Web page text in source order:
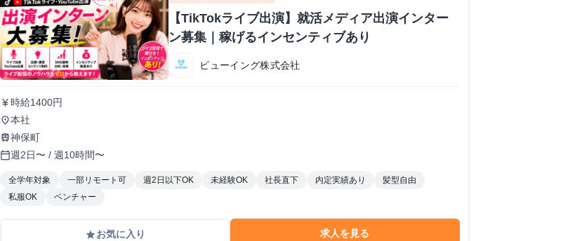
【TikTokライブ出演】就活メディア出演インター
ン募集｜稼げるインセンティブあり
ビューイング株式会社
currency_yen時給1400円
place本社
train神保町
calendar_today週2日〜 / 週10時間〜
全学年対象 一部リモート可 週2日以下OK 未経験OK 社長直下 内定実績あり
髪型自由
私服OK
ベンチャー
gradeお気に入り 求人を見る